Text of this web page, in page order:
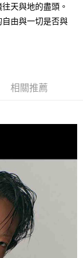
銀行
式。 讓您購物簡單
「AFTEE先享後付」
。
，可透過四大超商／
成。
要取消訂單，請聯絡
需透過AFTEE先享
示為準，若有關於
天與地的盡頭。
由與一切是否與
相關推薦